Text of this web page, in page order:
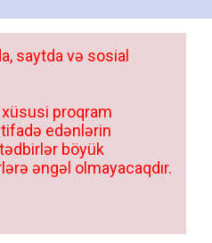
saytda və sosial
proqram
edənlərin
böyük
əngəl olmayacaqdır.